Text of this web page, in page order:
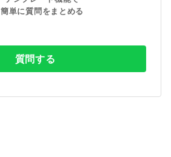
簡単に質問をまとめる
質問する